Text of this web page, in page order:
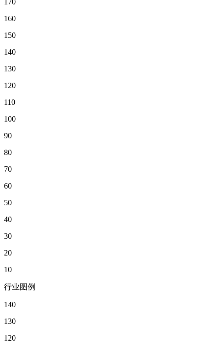
170
160
150
140
130
120
110
100
90
80
70
60
50
40
30
20
10
行业图例
140
130
120